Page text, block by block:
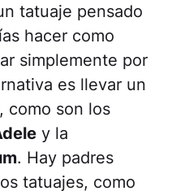
tatuaje pensado
hacer como
simplemente por
es llevar un
como son los
y la
. Hay padres
tatuajes, como